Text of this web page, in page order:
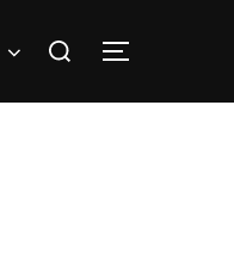
Pesquisar